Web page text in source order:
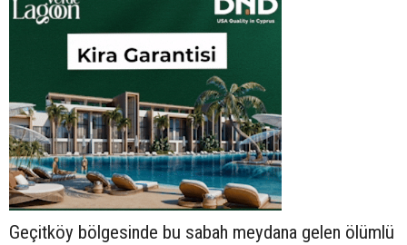
Geçitköy bölgesinde bu sabah meydana gelen ölümlü